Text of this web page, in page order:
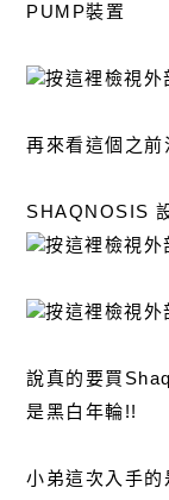
PUMP裝置
再來看這個之
SHAQNOSIS
說真的要買
是黑白年輪!!
小弟這次入手